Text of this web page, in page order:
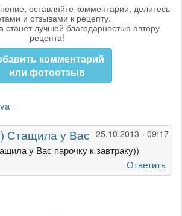
оставляйте комментарии, делитесь
и отзывами к рецепту.
станет лучшей благодарностью автору
рецепта!
комментарий
или фотоотзыв
25.10.2013 - 09:17
Стащила у Вас
у Вас парочку к завтраку))
Ответить